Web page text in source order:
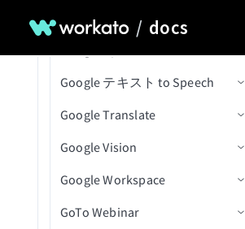
/ docs
新（V2）
プロジェクト内のオブジェ
クトを更新
ドキュメントをプロジェク
他のユーザーのファイルま
ファイルまたはフォルダの
名前変更/移動
署名リクエストを再送信
ファイルまたはフォルダを
検索（バッチ）
CSVファイルを更新
エンベロープを再送信
キュメントを送信
IDでエンベロープを送信
エンベロープを無効化
イベントの新規/更新済み注
行を追加
行を削除
ファイル情報取得アクショ
ディレクトリ内ファイル一
覧表示アクション
ファイル削除アクション
ファイル名変更アクション
ファイルアップロードアク
ション
新規または更新済み課題
ストーン
新規または更新済みプルリ
クエスト
refのステータスを一覧表示
通話メディアを追加
を作成
カスタムアクションイベン
トを作成
IDで通話を取得
新規行（バッチ）
スケジュール済みクエリ
行を挿入
ファイルからデータを読み
を選択（バッチ）
カスタムSQLを使用して行
新規イベント
イベント開始
イベント終了
アクション
イベントを検索（バッチ）
イベントを更新
イベントを削除
イベントに参加者を追加
アクション
バケットを削除
オブジェクトの削除
オブジェクトをダウンロー
コネクション設定
新規アクティビティ
新規CSVファイル
新規ファイル/フォルダ
フォルダ階層内の新規ファ
アクション
ファイル権限を追加
ファイルをコピー
フォルダを作成
ファイルを削除
Google Sheets
トリガー
My Drive内のシートの新規
行（リアルタイム）
My Drive内のシートの新規/
アクション
行を追加
行を一括追加
行を取得
コネクション設定
アクション
短い音声をテキストに変換
Google テキスト to Speech
コネクション設定
アクション
テキストを音声に変換
Google Translate
コネクション設定
アクション
テキストを翻訳
Google Vision
コネクション設定
アクション
Google Workspace
コネクション設定
GoTo Webinar